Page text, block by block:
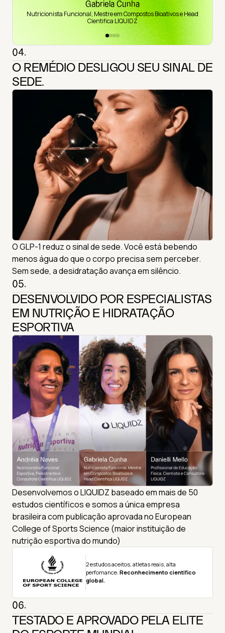
Gabriela Cunha
Nutricionista Funcional, Mestre em Compostos Bioativos e Head
Cientifica LIQUIDZ
04.
O REMÉDIO DESLIGOU SEU SINAL DE
SEDE.
O GLP-1 reduz o sinal de sede. Você está bebendo
menos água do que o corpo precisa sem perceber.
Sem sede, a desidratação avança em silêncio.
05.
DESENVOLVIDO POR ESPECIALISTAS
EM NUTRIÇÃO E HIDRATAÇÃO
ESPORTIVA
Desenvolvemos o LIQUIDZ baseado em mais de 50
estudos científicos e somos a única empresa
brasileira com publicação aprovada no European
College of Sports Science (maior instituição de
nutrição esportiva do mundo)
2 estudos aceitos, atletas reais, alta
perfomance. Reconhecimento cientifico
global.
06.
TESTADO E APROVADO PELA ELITE